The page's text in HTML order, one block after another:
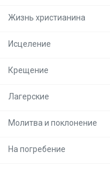
Жизнь христианина
Исцеление
Крещение
Лагерские
Молитва и поклонение
На погребение